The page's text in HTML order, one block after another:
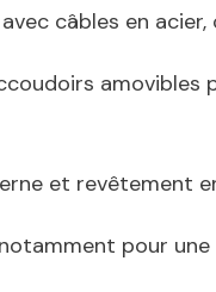
câbles en
et revêtement
pour